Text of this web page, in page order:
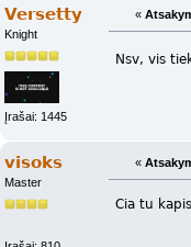
Versetty
Knight
Įrašai: 1445
«
Nsv, vis
visoks
Master
«
Cia tu